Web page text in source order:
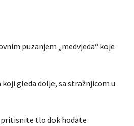
puzanjem „medvjeda“ koje
gleda dolje, sa stražnjicom u
tlo dok hodate